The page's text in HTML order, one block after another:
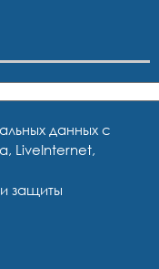
данных с
LiveInternet,
защиты